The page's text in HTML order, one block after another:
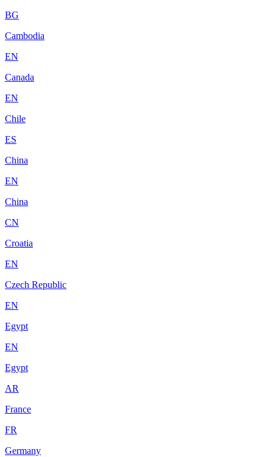
BG
Cambodia
EN
Canada
EN
Chile
ES
China
EN
China
CN
Croatia
EN
Czech Republic
EN
Egypt
EN
Egypt
AR
France
FR
Germany